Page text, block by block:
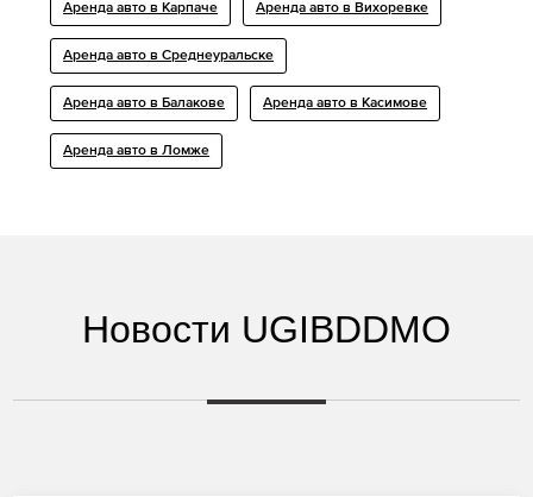
Аренда авто в Карпаче Аренда авто в Вихоревке
Аренда авто в Среднеуральске
Аренда авто в Балакове Аренда авто в Касимове
Аренда авто в Ломже
Новости UGIBDDMO